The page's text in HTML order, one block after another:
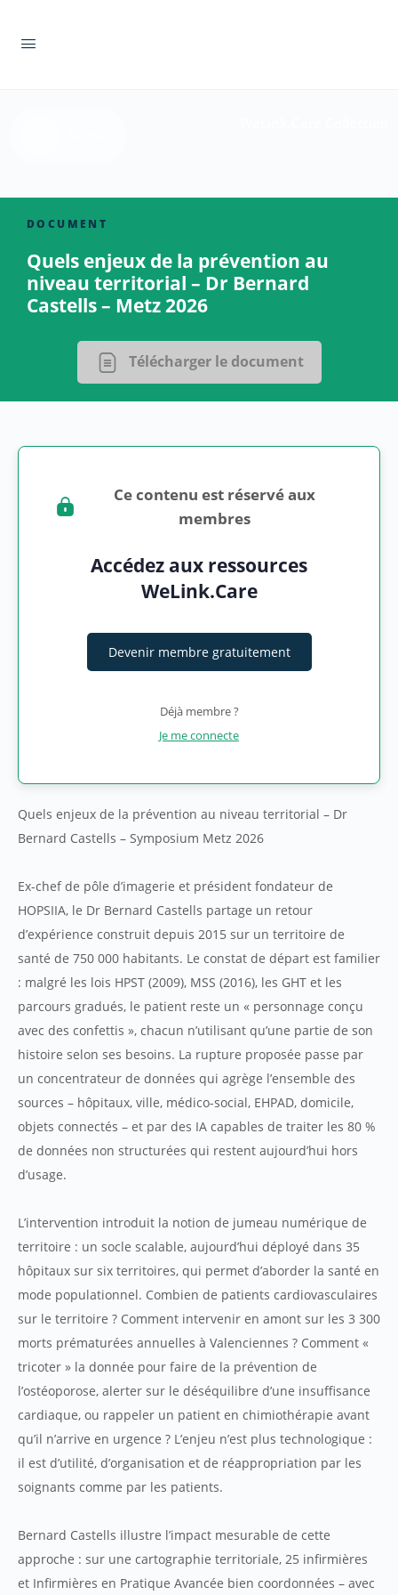
DOCUMENT
Quels enjeux de la prévention au
niveau territorial – Dr Bernard
Castells – Metz 2026
Télécharger le document
Ce contenu est réservé aux
membres
Accédez aux ressources
WeLink.Care
Devenir membre gratuitement
Déjà membre ?
Je me connecte
Quels enjeux de la prévention au niveau territorial – Dr
Bernard Castells – Symposium Metz 2026
Ex-chef de pôle d’imagerie et président fondateur de
HOPSIIA, le Dr Bernard Castells partage un retour
d’expérience construit depuis 2015 sur un territoire de
santé de 750 000 habitants. Le constat de départ est familier
: malgré les lois HPST (2009), MSS (2016), les GHT et les
parcours gradués, le patient reste un « personnage conçu
avec des confettis », chacun n’utilisant qu’une partie de son
histoire selon ses besoins. La rupture proposée passe par
un concentrateur de données qui agrège l’ensemble des
sources – hôpitaux, ville, médico-social, EHPAD, domicile,
objets connectés – et par des IA capables de traiter les 80 %
de données non structurées qui restent aujourd’hui hors
d’usage.
L’intervention introduit la notion de jumeau numérique de
territoire : un socle scalable, aujourd’hui déployé dans 35
hôpitaux sur six territoires, qui permet d’aborder la santé en
mode populationnel. Combien de patients cardiovasculaires
sur le territoire ? Comment intervenir en amont sur les 3 300
morts prématurées annuelles à Valenciennes ? Comment «
tricoter » la donnée pour faire de la prévention de
l’ostéoporose, alerter sur le déséquilibre d’une insuffisance
cardiaque, ou rappeler un patient en chimiothérapie avant
qu’il n’arrive en urgence ? L’enjeu n’est plus technologique :
il est d’utilité, d’organisation et de réappropriation par les
soignants comme par les patients.
Bernard Castells illustre l’impact mesurable de cette
approche : sur une cartographie territoriale, 25 infirmières
et Infirmières en Pratique Avancée bien coordonnées – avec